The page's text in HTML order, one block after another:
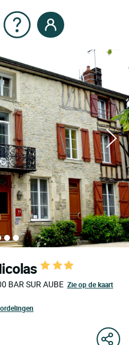
BAR SUR AUBE Zie op de kaart